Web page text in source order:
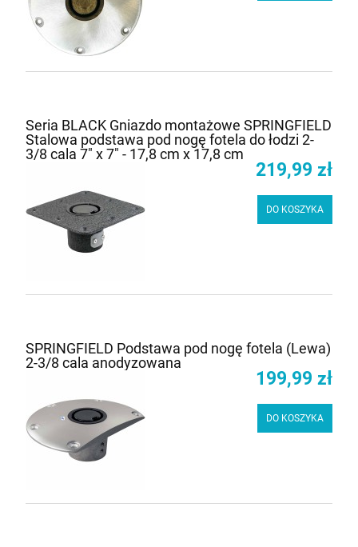
Seria BLACK Gniazdo montażowe SPRINGFIELD
Stalowa podstawa pod nogę fotela do łodzi 2-
3/8 cala 7" x 7" - 17,8 cm x 17,8 cm
219,99 zł
DO KOSZYKA
SPRINGFIELD Podstawa pod nogę fotela (Lewa)
2-3/8 cala anodyzowana
199,99 zł
DO KOSZYKA